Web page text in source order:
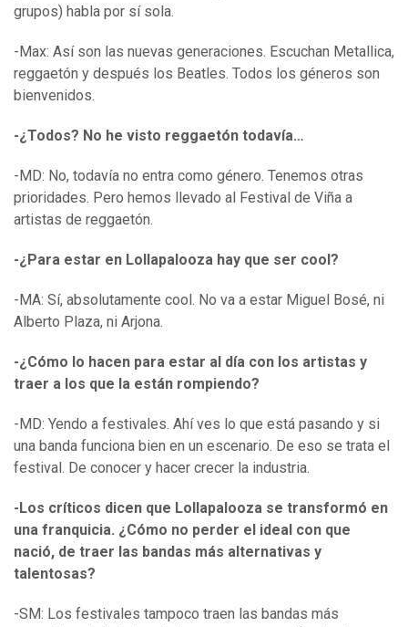
grupos) habla por sí sola.
-Max: Así son las nuevas generaciones. Escuchan Metallica,
reggaetón y después los Beatles. Todos los géneros son
bienvenidos.
-¿Todos? No he visto reggaetón todavía…
-MD: No, todavía no entra como género. Tenemos otras
prioridades. Pero hemos llevado al Festival de Viña a
artistas de reggaetón.
-¿Para estar en Lollapalooza hay que ser cool?
-MA: Sí, absolutamente cool. No va a estar Miguel Bosé, ni
Alberto Plaza, ni Arjona.
-¿Cómo lo hacen para estar al día con los artistas y
traer a los que la están rompiendo?
-MD: Yendo a festivales. Ahí ves lo que está pasando y si
una banda funciona bien en un escenario. De eso se trata el
festival. De conocer y hacer crecer la industria.
-Los críticos dicen que Lollapalooza se transformó en
una franquicia. ¿Cómo no perder el ideal con que
nació, de traer las bandas más alternativas y
talentosas?
-SM: Los festivales tampoco traen las bandas más